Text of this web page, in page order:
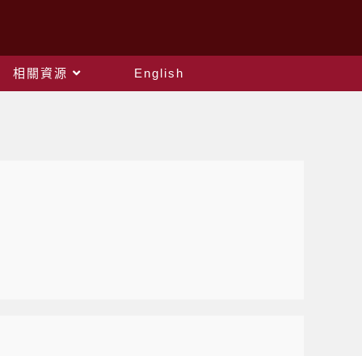
相關資源 English